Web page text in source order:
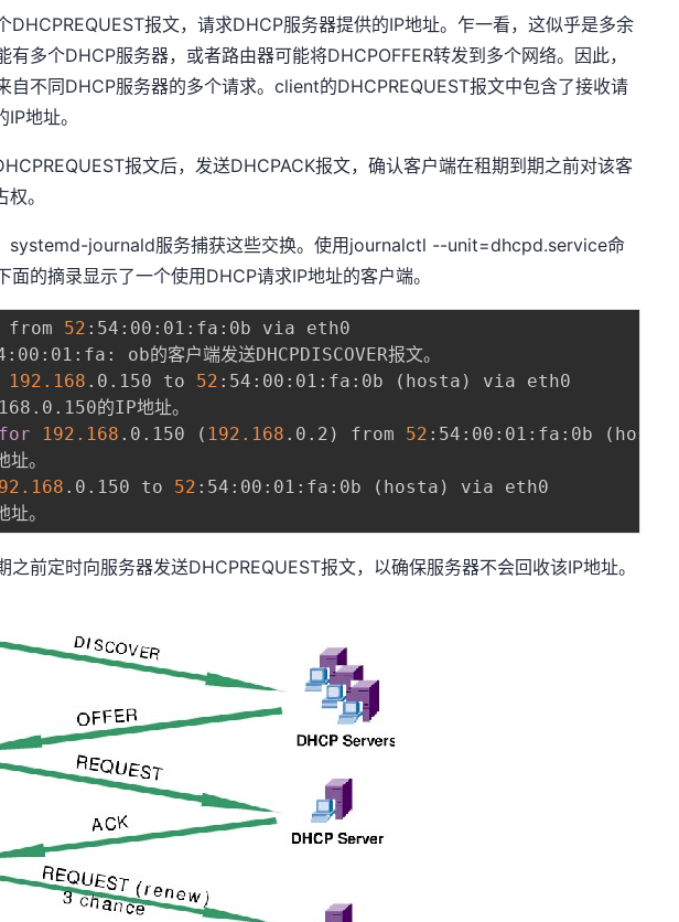
DHCPREQUEST报文，请求DHCP服务器提供的IP地址。乍一看，这似乎是多余
有多个DHCP服务器，或者路由器可能将DHCPOFFER转发到多个网络。因此，
自不同DHCP服务器的多个请求。client的DHCPREQUEST报文中包含了接收请
地址。
报文后，发送DHCPACK报文，确认客户端在租期到期之前对该客
。
systemd-journald服务捕获这些交换。使用journalctl --unit=dhcpd.service命
面的摘录显示了一个使用DHCP请求IP地址的客户端。
from 52 :54:00:01:fa:0b via eth0
ob的客户端发送DHCPDISCOVER报文。
192.168 .0.150 to 52 :54:00:01:fa:0b ( hosta )
via eth0
的IP地址。
for 192.168 .0.150 ( 192.168 .0.2 ) from 52 :54:00:01:fa:0b ( hosta
。
.0.150 to 52 :54:00:01:fa:0b ( hosta )
via eth0
之前定时向服务器发送DHCPREQUEST报文，以确保服务器不会回收该IP地址。